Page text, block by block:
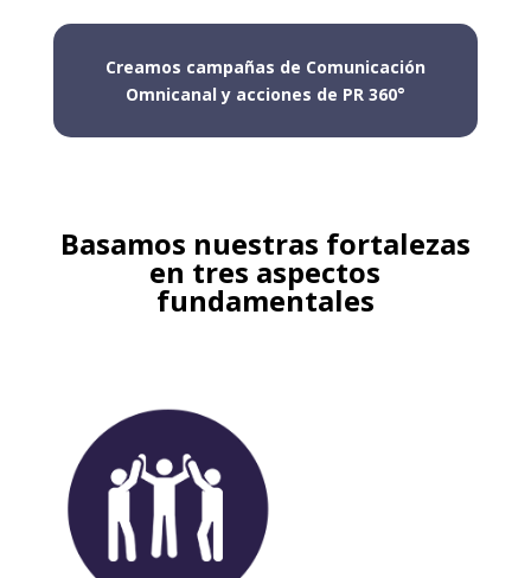
Creamos campañas de Comunicación
Omnicanal y acciones de PR 360°
Basamos nuestras fortalezas
en tres aspectos
fundamentales